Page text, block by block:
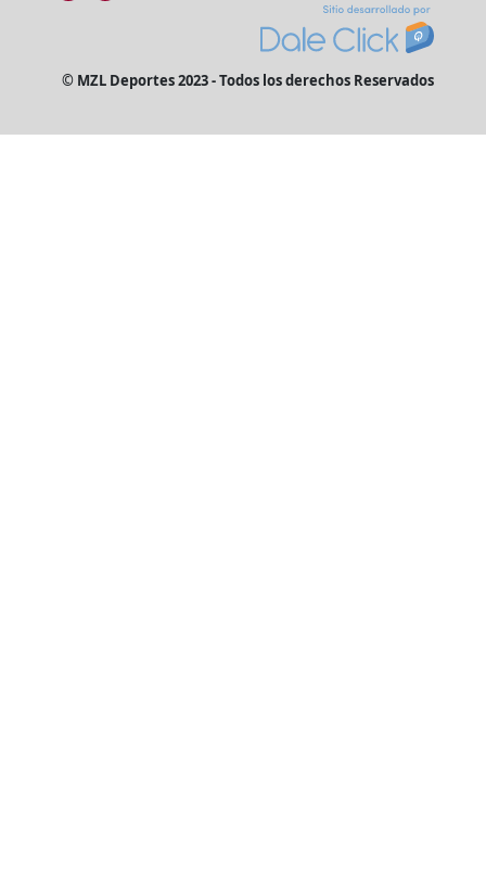
© MZL Deportes 2023 - Todos los derechos Reservados